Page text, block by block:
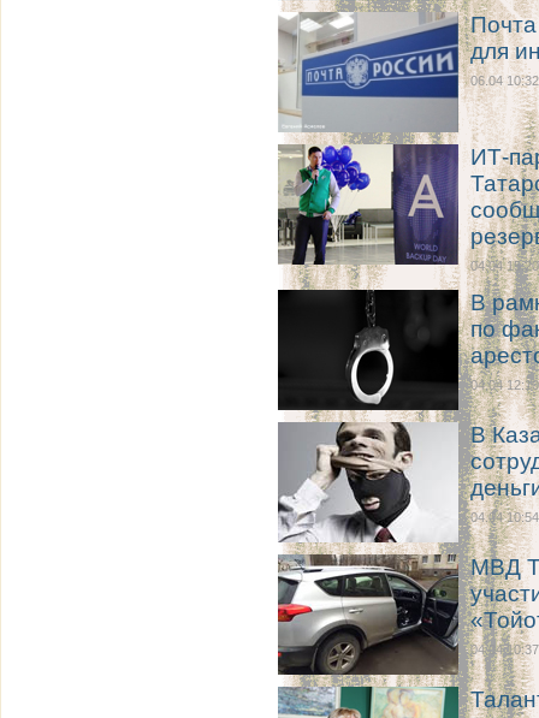
для
06.04 10:32
ИТ-
04.04 15:20
В
по
04.04 12:10
В
04.04 10:54
МВД
04.04 10:37